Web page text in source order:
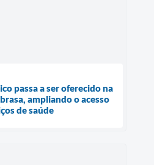
passa a ser oferecido na
ampliando o acesso
de saúde